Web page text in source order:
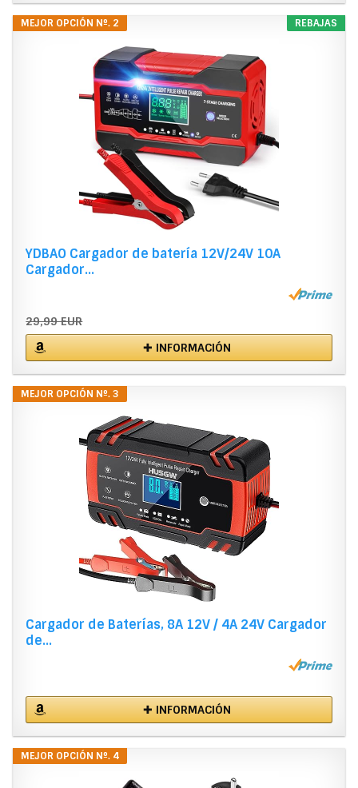
REBAJAS
MEJOR OPCIÓN Nº. 2
YDBAO Cargador de batería 12V/24V 10A
Cargador...
29,99 EUR
✚ INFORMACIÓN
MEJOR OPCIÓN Nº. 3
Cargador de Baterías, 8A 12V / 4A 24V Cargador
de...
✚ INFORMACIÓN
MEJOR OPCIÓN Nº. 4